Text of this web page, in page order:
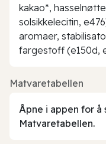
kakao*,
solsikkelecitin,
aromaer,
fargestoff (e150d,
Matvaretabellen
Åpne i appen for å
Matvaretabellen.